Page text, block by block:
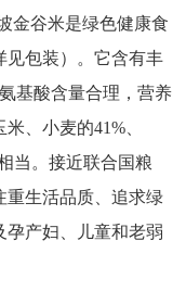
金谷米是绿色健康食
见包装）。它含有丰
基酸含量合理，营养
、小麦的41%、
当。接近联合国粮
重生活品质、追求绿
孕产妇、儿童和老弱